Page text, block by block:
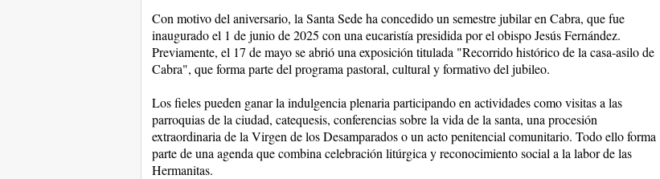
Con motivo del aniversario, la Santa Sede ha concedido un semestre jubilar en Cabra, que fue
inaugurado el 1 de junio de 2025 con una eucaristía presidida por el obispo Jesús Fernández.
Previamente, el 17 de mayo se abrió una exposición titulada "Recorrido histórico de la casa-asilo de
Cabra", que forma parte del programa pastoral, cultural y formativo del jubileo.
Los fieles pueden ganar la indulgencia plenaria participando en actividades como visitas a las
parroquias de la ciudad, catequesis, conferencias sobre la vida de la santa, una procesión
extraordinaria de la Virgen de los Desamparados o un acto penitencial comunitario. Todo ello forma
parte de una agenda que combina celebración litúrgica y reconocimiento social a la labor de las
Hermanitas.